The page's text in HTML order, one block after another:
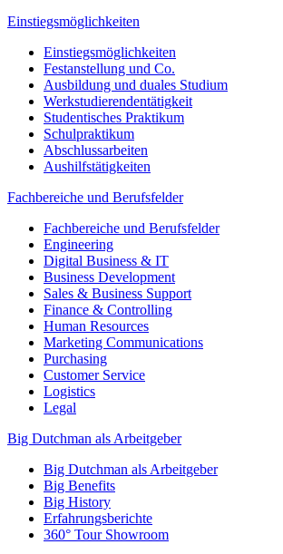
Einstiegsmöglichkeiten
Einstiegsmöglichkeiten
Festanstellung und Co.
Ausbildung und duales Studium
Werkstudierendentätigkeit
Studentisches Praktikum
Schulpraktikum
Abschlussarbeiten
Aushilfstätigkeiten
Fachbereiche und Berufsfelder
Fachbereiche und Berufsfelder
Engineering
Digital Business & IT
Business Development
Sales & Business Support
Finance & Controlling
Human Resources
Marketing Communications
Purchasing
Customer Service
Logistics
Legal
Big Dutchman als Arbeitgeber
Big Dutchman als Arbeitgeber
Big Benefits
Big History
Erfahrungsberichte
360° Tour Showroom